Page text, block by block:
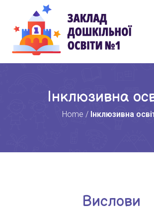
Інклюзивна
Home / Інклюзивна
Вислови